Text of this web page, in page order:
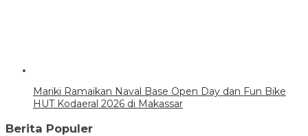
Mariki Ramaikan Naval Base Open Day dan Fun Bike
HUT Kodaeral 2026 di Makassar
Berita Populer